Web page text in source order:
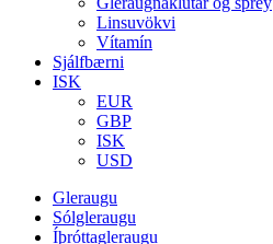
Linsuvökvi
Vítamín
Sjálfbærni
ISK
EUR
GBP
ISK
USD
Gleraugu
Sólgleraugu
Íþróttagleraugu